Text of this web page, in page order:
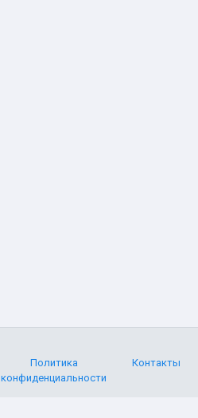
Политика
конфиденциальности
Контакты